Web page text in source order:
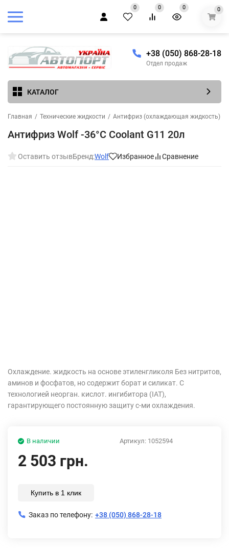
0 0 0 0
+38 (050) 868-28-18
Отдел продаж
КАТАЛОГ
Главная / Технические жидкости / Антифриз (охлаждающая жидкость)
Антифриз Wolf -36°C Coolant G11 20л
Оставить отзывБренд:Wolf Избранное Сравнение
Охлаждение. жидкость на основе этиленгликоля Без нитритов,
аминов и фосфатов, но содержит борат и силикат. С
технологией неорган. кислот. ингибитора (IAT),
гарантирующего постоянную защиту с-ми охлаждения.
Артикул: 1052594
В наличии
2 503 грн.
Купить в 1 клик
Заказ по телефону: +38 (050) 868-28-18